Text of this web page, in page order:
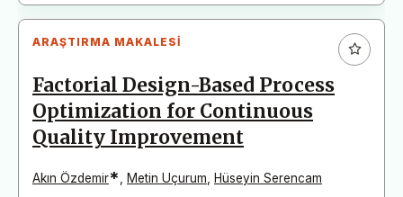
ARAŞTIRMA MAKALESI
Factorial Design-Based Process
Optimization for Continuous
Quality Improvement
Akın Özdemir* Metin Uçurum Hüseyin Serencam